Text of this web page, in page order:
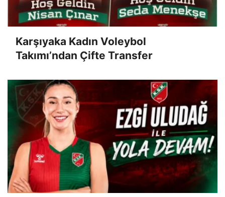
Karşıyaka Kadın Voleybol
Takımı’ndan Çifte Transfer